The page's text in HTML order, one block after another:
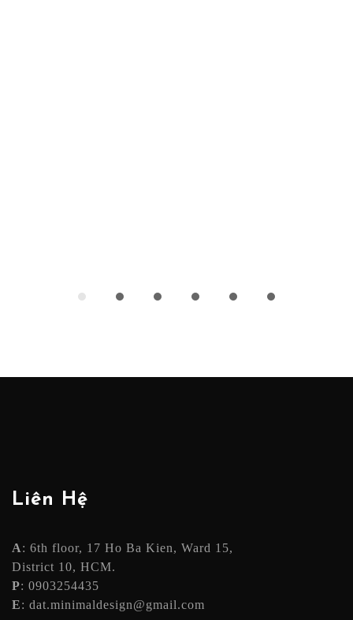
Liên Hệ
A: 6th floor, 17 Ho Ba Kien, Ward 15,
District 10, HCM.
P: 0903254435
E: dat.minimaldesign@gmail.com